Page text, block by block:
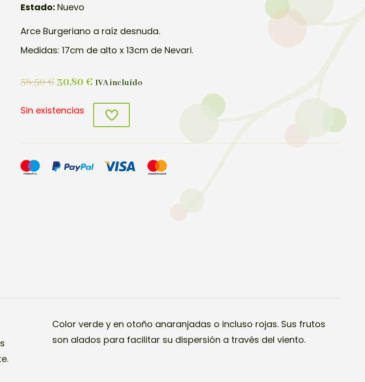
Estado: Nuevo
Arce Burgeriano a raíz desnuda.
Medidas: 17cm de alto x 13cm de Nevari.
38,50€30,80€ IVA incluído
Sin existencias
Color verde y en otoño anaranjadas o incluso rojas. Sus frutos
son alados para facilitar su dispersión a través del viento.